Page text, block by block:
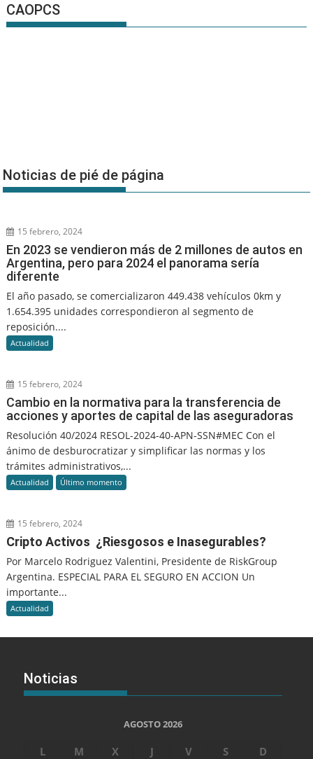
CAOPCS
Noticias de pié de página
15 febrero, 2024
En 2023 se vendieron más de 2 millones de autos en
Argentina, pero para 2024 el panorama sería
diferente
El año pasado, se comercializaron 449.438 vehículos 0km y
1.654.395 unidades correspondieron al segmento de
reposición....
Actualidad
15 febrero, 2024
Cambio en la normativa para la transferencia de
acciones y aportes de capital de las aseguradoras
Resolución 40/2024 RESOL-2024-40-APN-SSN#MEC Con el
ánimo de desburocratizar y simplificar las normas y los
trámites administrativos,...
Actualidad Último momento
15 febrero, 2024
Cripto Activos ¿Riesgosos e Inasegurables?
Por Marcelo Rodriguez Valentini, Presidente de RiskGroup
Argentina. ESPECIAL PARA EL SEGURO EN ACCION Un
importante...
Actualidad
Noticias
AGOSTO 2026
L M X J V S
D